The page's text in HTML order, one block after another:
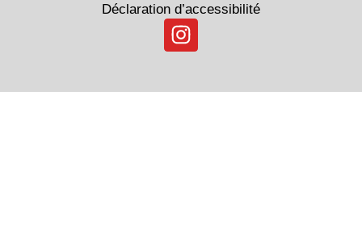
Déclaration d’accessibilité